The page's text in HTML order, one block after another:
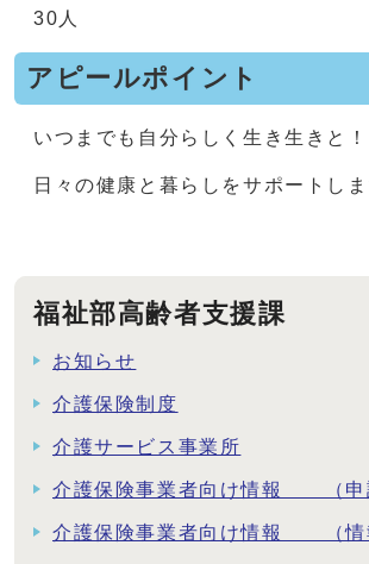
30人
アピールポイント
いつまでも自分らしく生き生きと！
日々の健康と暮らしをサポートしま
福祉部高齢者支援課
お知らせ
介護保険制度
介護サービス事業所
介護保険事業者向け情報 （申
介護保険事業者向け情報 （情